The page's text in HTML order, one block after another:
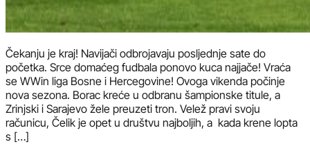
Čekanju je kraj! Navijači odbrojavaju posljednje sate do
početka. Srce domaćeg fudbala ponovo kuca najjače! Vraća
se WWin liga Bosne i Hercegovine! Ovoga vikenda počinje
nova sezona. Borac kreće u odbranu šampionske titule, a
Zrinjski i Sarajevo žele preuzeti tron. Velež pravi svoju
računicu, Čelik je opet u društvu najboljih, a kada krene lopta
s […]